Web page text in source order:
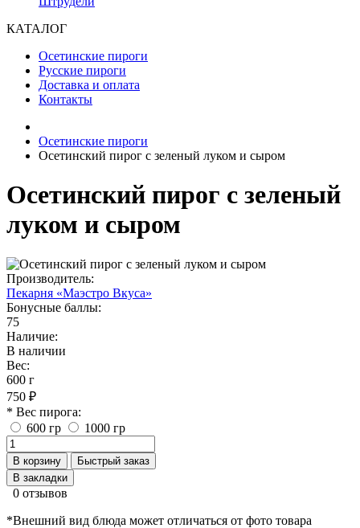
КАТАЛОГ
Осетинские пироги
Русские пироги
Доставка и оплата
Контакты
Осетинские пироги
Осетинский пирог с зеленый луком и сыром
Осетинский пирог с зеленый
луком и сыром
Производитель:
Пекарня «Маэстро Вкуса»
Бонусные баллы:
75
Наличие:
В наличии
Вес:
600 г
750 ₽
* Вес пирога:
600 гр
1000 гр
В корзину
Быстрый заказ
В закладки
0 отзывов
*Внешний вид блюда может отличаться от фото товара